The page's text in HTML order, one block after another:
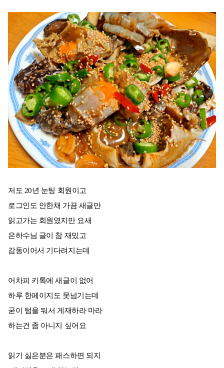
저도 20년 눈팅 회원이고
로그인도 안한채 가끔 새글만
읽고가는 회원였지만 요새
은하수님 글이 참 재밌고
감동이어서 기다려지는데
어차피 키톡에 새글이 없어
하루 한페이지도 못넘기는데
굳이 텀을 둬서 게재하라 마라
하는건 좀 아니지 싶어요
읽기 싫은분은 패스하면 되지